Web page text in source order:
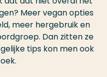
Meer vegan opties
meer hergebruik en
Dan zitten ze
tips kon men ook